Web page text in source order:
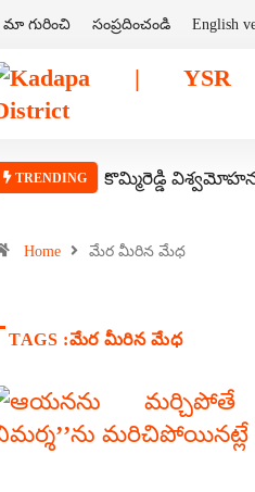
మా గురించి సంప్రదించండి English
TRENDING కొమ్మిరెడ్డి
Home మేర మీరిన మేధ
TAGS :మేర మీరిన మేధ